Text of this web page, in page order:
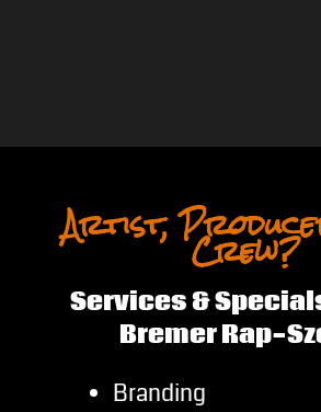
Artist, Crew?
Services &
Bremer Rap-
Branding